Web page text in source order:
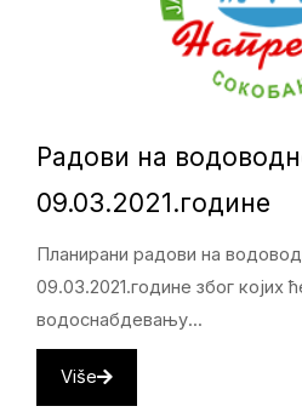
Радови на
09.03.2021.године
Планирани радови на
09.03.2021.године због којих
водоснабдевању...
Više